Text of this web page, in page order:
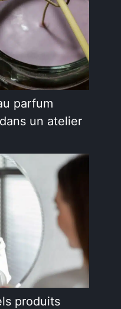
parfum
un atelier
produits